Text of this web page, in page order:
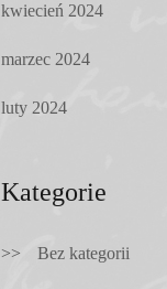
kwiecień 2024
marzec 2024
luty 2024
Kategorie
Bez kategorii